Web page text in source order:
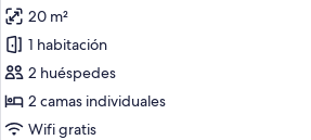
View)
fotos
de
Habitación
Deluxe,
2
20 m²
1 habitación
2 huéspedes
2 camas individuales
Wifi gratis